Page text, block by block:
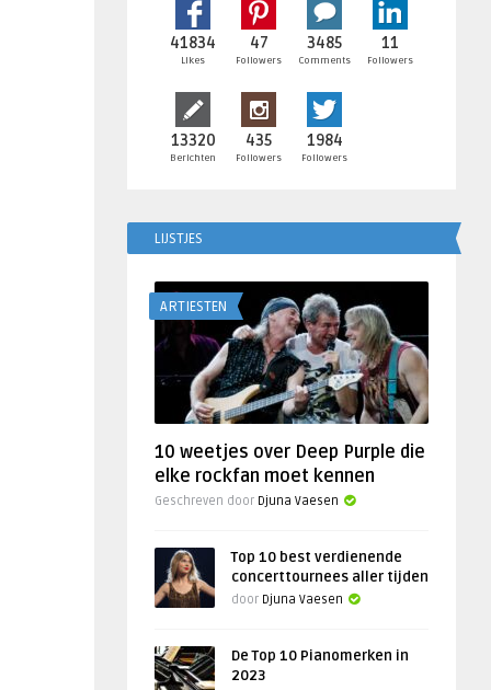
41834
Likes
47
Followers
3485
Comments
11
Followers
13320
Berichten
435
Followers
1984
Followers
LIJSTJES
ARTIESTEN
10 weetjes over Deep Purple die
elke rockfan moet kennen
Geschreven door Djuna Vaesen
Top 10 best verdienende
concerttournees aller tijden
door Djuna Vaesen
De Top 10 Pianomerken in
2023